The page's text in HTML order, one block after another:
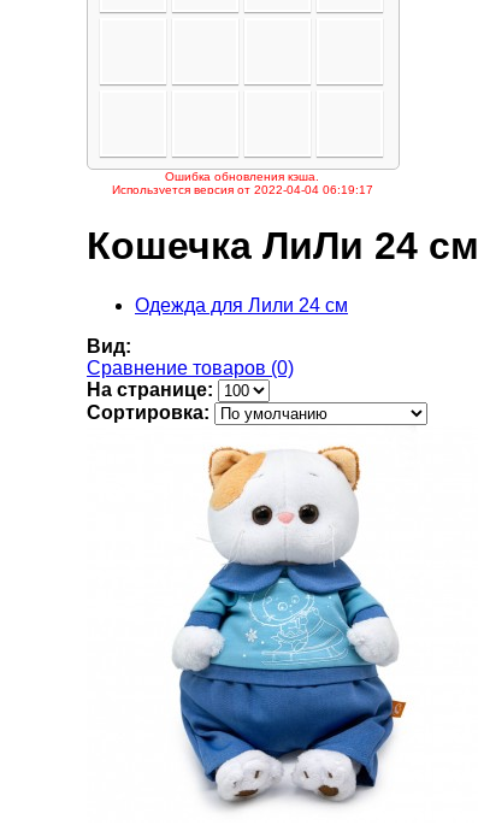
Кошечка ЛиЛи 24 см
Одежда для Лили 24 см
Вид:
Сравнение товаров (0)
На странице:
Сортировка: